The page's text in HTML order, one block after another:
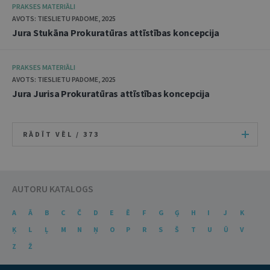
PRAKSES MATERIĀLI
AVOTS: TIESLIETU PADOME, 2025
Jura Stukāna Prokuratūras attīstības koncepcija
PRAKSES MATERIĀLI
AVOTS: TIESLIETU PADOME, 2025
Jura Jurisa Prokuratūras attīstības koncepcija
RĀDĪT VĒL / 373
AUTORU KATALOGS
A Ā B C Č D E Ē F G Ģ H I J
K
Ķ
L Ļ M N Ņ O P R S Š T U Ū
V
Z
Ž